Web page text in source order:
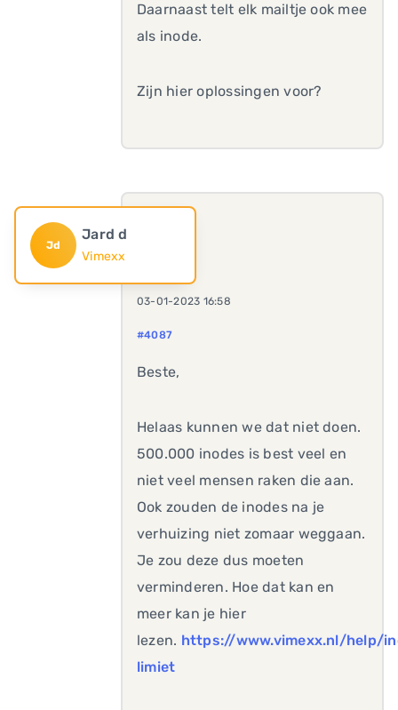
Daarnaast telt elk mailtje ook mee
als inode.
Zijn hier oplossingen voor?
Jd
Jard d
Vimexx
03-01-2023 16:58
#4087
Beste,
Helaas kunnen we dat niet doen.
500.000 inodes is best veel en
niet veel mensen raken die aan.
Ook zouden de inodes na je
verhuizing niet zomaar weggaan.
Je zou deze dus moeten
verminderen. Hoe dat kan en
meer kan je hier
lezen. https://www.vimexx.nl/help/
limiet